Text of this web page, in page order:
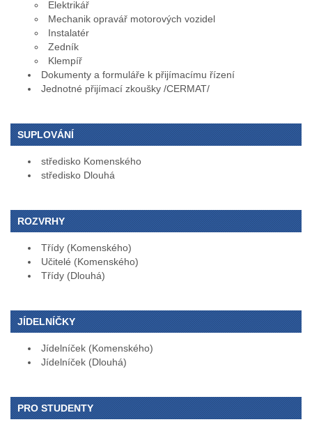
Elektrikář
Mechanik opravář motorových vozidel
Instalatér
Zedník
Klempíř
Dokumenty a formuláře k přijímacímu řízení
Jednotné přijímací zkoušky /CERMAT/
SUPLOVÁNÍ
středisko Komenského
středisko Dlouhá
ROZVRHY
Třídy (Komenského)
Učitelé (Komenského)
Třídy (Dlouhá)
JÍDELNÍČKY
Jídelníček (Komenského)
Jídelníček (Dlouhá)
PRO STUDENTY